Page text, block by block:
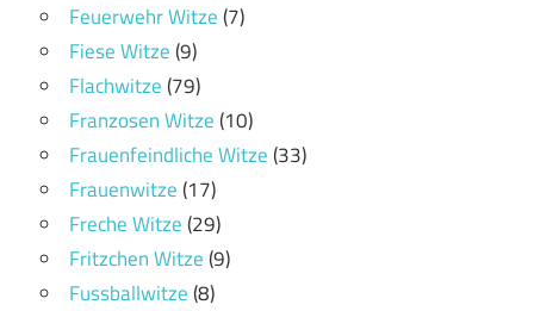
Feuerwehr Witze(7)
Fiese Witze(9)
Flachwitze(79)
Franzosen Witze(10)
Frauenfeindliche Witze(33)
Frauenwitze(17)
Freche Witze(29)
Fritzchen Witze(9)
Fussballwitze(8)